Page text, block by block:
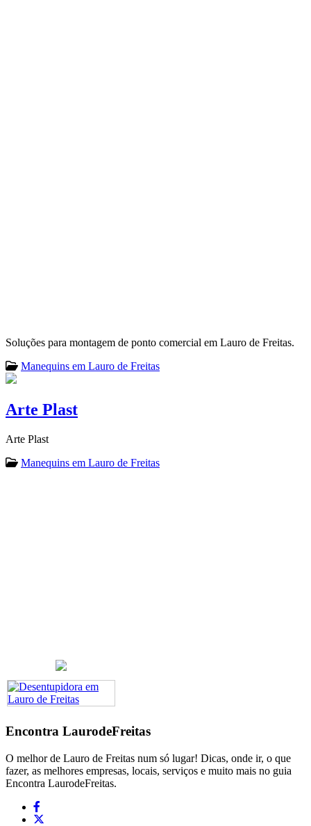
Soluções para montagem de ponto comercial em Lauro de Freitas.
Manequins em Lauro de Freitas
Arte Plast
Arte Plast
Manequins em Lauro de Freitas
Encontra LaurodeFreitas
O melhor de Lauro de Freitas num só lugar! Dicas, onde ir, o que
fazer, as melhores empresas, locais, serviços e muito mais no guia
Encontra LaurodeFreitas.